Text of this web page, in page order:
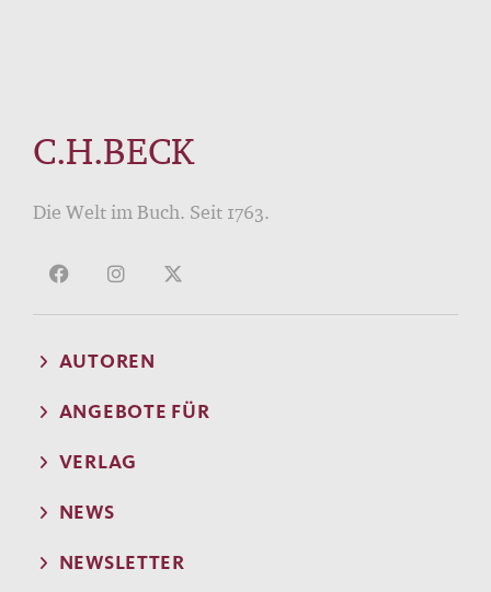
C.H.BECK
Die Welt im Buch. Seit 1763.
AUTOREN
ANGEBOTE FÜR
VERLAG
NEWS
NEWSLETTER